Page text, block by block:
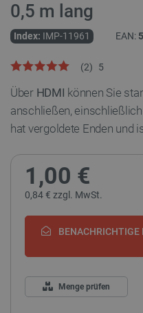
0,5 m lang
Index: IMP-11961 EAN:
5
(2)
Über HDMI können Sie
anschließen,
hat vergoldete Enden und
1,00 €
0,84 € zzgl. MwSt.
BENACHRICHTIGE
Menge prüfen